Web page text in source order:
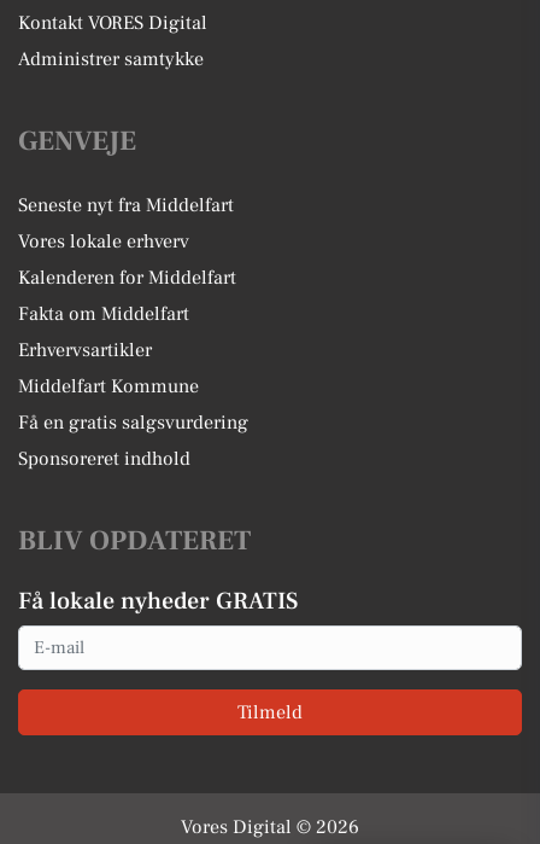
Kontakt VORES Digital
Administrer samtykke
GENVEJE
Seneste nyt fra Middelfart
Vores lokale erhverv
Kalenderen for Middelfart
Fakta om Middelfart
Erhvervsartikler
Middelfart Kommune
Få en gratis salgsvurdering
Sponsoreret indhold
BLIV OPDATERET
Få lokale nyheder GRATIS
Email
Tilmeld
Vores Digital © 2026